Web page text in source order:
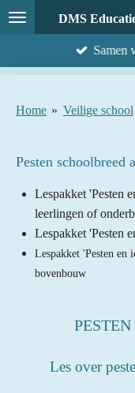
Ga
direct
DMS
Samen
Home » Veilige school
Pesten schoolbreed
Lespakket 'Pesten
leerlingen of
Lespakket 'Pesten
Lespakket 'Pesten en
bovenbouw
Les over